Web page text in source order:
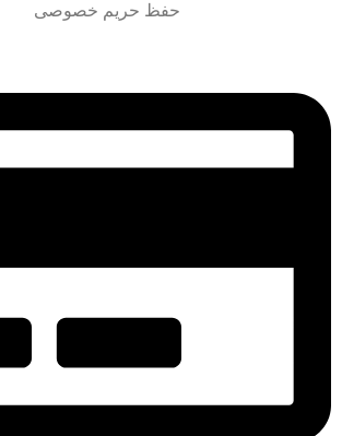
حفظ حریم خصوصی